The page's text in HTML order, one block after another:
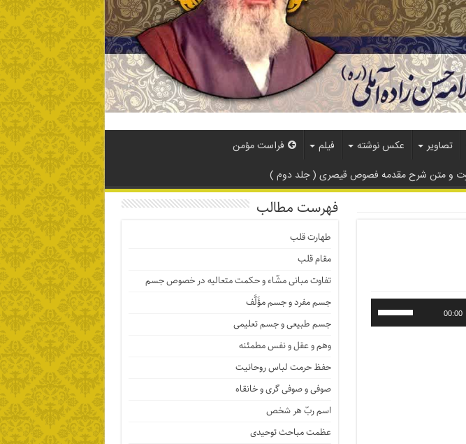
تصاویر عکس نوشته فیلم
فراست مؤمن
و متن شرح مقدمه فصوص قیصری ( جلد دوم )
00:00
فهرست مطالب
طهارت قلب
مقام قلب
تفاوت مبانی مشّاء و حکمت متعالیه در خصوص جسم
جسم مفرد و جسم مؤَلَّف
جسم طبیعی و جسم تعلیمی
وهم و عقل و نفس مطمئنه
حفظ حرمت لباس روحانیت
صوفی و صوفی گری و خانقاه
اسم ربّ هر شخص
عظمت مباحث توحیدی